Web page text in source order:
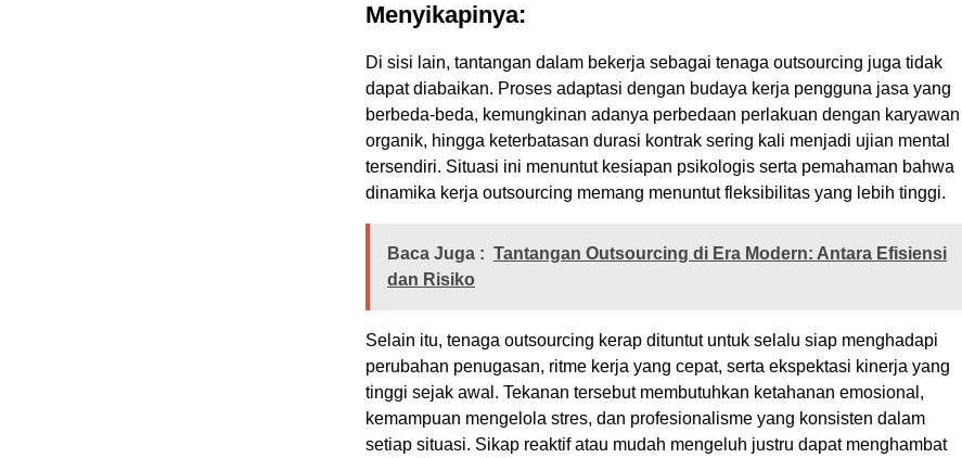
Menyikapinya:
Di sisi lain, tantangan dalam bekerja sebagai tenaga outsourcing juga tidak
dapat diabaikan. Proses adaptasi dengan budaya kerja pengguna jasa yang
berbeda-beda, kemungkinan adanya perbedaan perlakuan dengan karyawan
organik, hingga keterbatasan durasi kontrak sering kali menjadi ujian mental
tersendiri. Situasi ini menuntut kesiapan psikologis serta pemahaman bahwa
dinamika kerja outsourcing memang menuntut fleksibilitas yang lebih tinggi.
Baca Juga : Tantangan Outsourcing di Era Modern: Antara Efisiensi
dan Risiko
Selain itu, tenaga outsourcing kerap dituntut untuk selalu siap menghadapi
perubahan penugasan, ritme kerja yang cepat, serta ekspektasi kinerja yang
tinggi sejak awal. Tekanan tersebut membutuhkan ketahanan emosional,
kemampuan mengelola stres, dan profesionalisme yang konsisten dalam
setiap situasi. Sikap reaktif atau mudah mengeluh justru dapat menghambat